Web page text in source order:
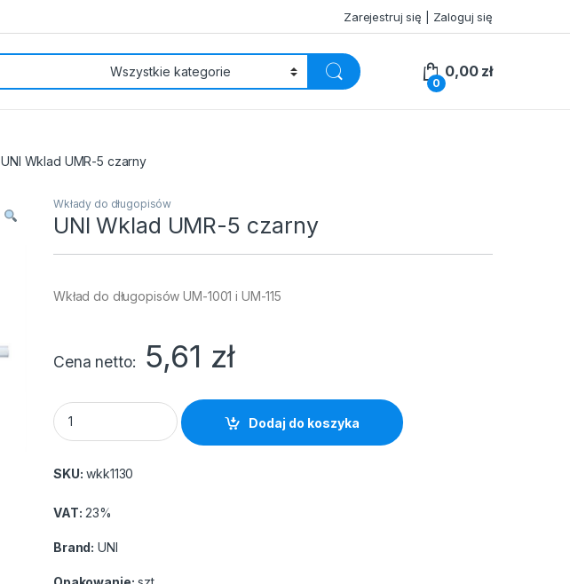
Zarejestruj się | Zaloguj się
0
0,00 zł
UNI Wklad UMR-5 czarny
Wkłady do długopisów
UNI Wklad UMR-5 czarny
Wkład do długopisów UM-1001 i UM-115
Cena netto 5,61 zł
UNI Wklad UMR-5 czarny quantity
Dodaj do koszyka
SKU: wkk1130
VAT: 23%
Brand: UNI